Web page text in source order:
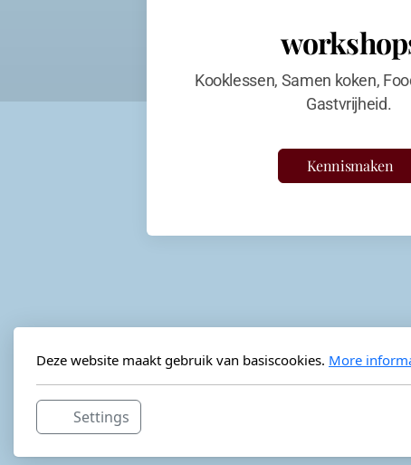
Kooklessen, Samen koken,
Gastvrijheid.
Kennismaken
Deze website maakt gebruik van basiscookies. More
Settings